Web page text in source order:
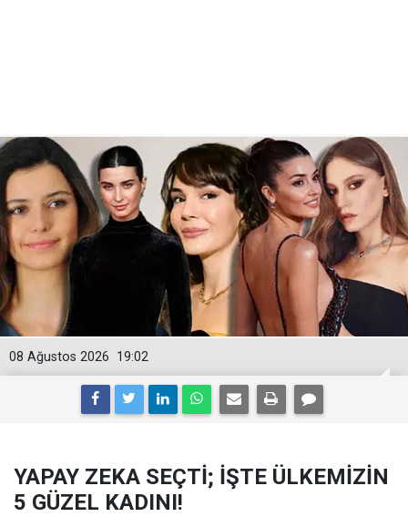
19:02
08 Ağustos 2026
YAPAY ZEKA SEÇTİ; İŞTE ÜLKEMİZİN
5 GÜZEL KADINI!